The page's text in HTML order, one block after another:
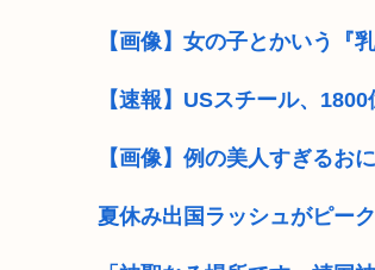
【画像】女の子とかいう『
【速報】USスチール、
【画像】例の美人すぎるお
夏休み出国ラッシュがピー